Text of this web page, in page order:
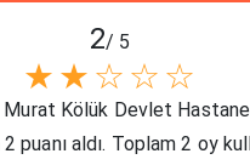
2/ 5
☆
☆
☆
★
★
Murat Kölük Devlet
puanı aldı. Toplam 2 oy